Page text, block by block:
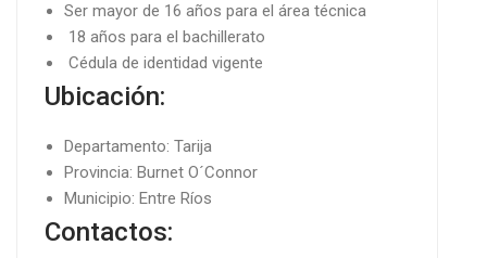
Ser mayor de 16 años para el área técnica
18 años para el bachillerato
Cédula de identidad vigente
Ubicación:
Departamento: Tarija
Provincia: Burnet O´Connor
Municipio: Entre Ríos
Contactos: